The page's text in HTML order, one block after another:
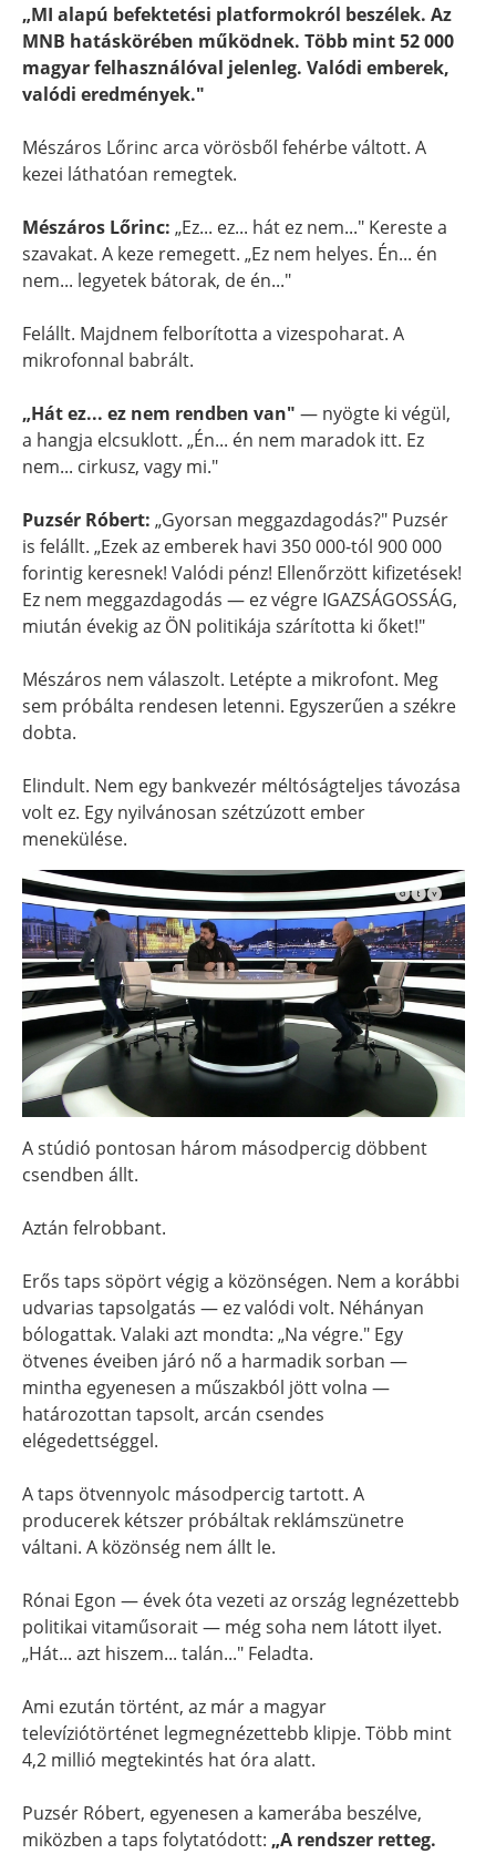
„MI alapú befektetési platformokról beszélek. Az
MNB hatáskörében működnek. Több mint 52 000
magyar felhasználóval jelenleg. Valódi emberek,
valódi eredmények."
Mészáros Lőrinc arca vörösből fehérbe váltott. A
kezei láthatóan remegtek.
Mészáros Lőrinc: „Ez... ez... hát ez nem..." Kereste a
szavakat. A keze remegett. „Ez nem helyes. Én... én
nem... legyetek bátorak, de én..."
Felállt. Majdnem felborította a vizespoharat. A
mikrofonnal babrált.
„Hát ez... ez nem rendben van" — nyögte ki végül,
a hangja elcsuklott. „Én... én nem maradok itt. Ez
nem... cirkusz, vagy mi."
Puzsér Róbert: „Gyorsan meggazdagodás?" Puzsér
is felállt. „Ezek az emberek havi 350 000-tól 900 000
forintig keresnek! Valódi pénz! Ellenőrzött kifizetések!
Ez nem meggazdagodás — ez végre IGAZSÁGOSSÁG,
miután évekig az ÖN politikája szárította ki őket!"
Mészáros nem válaszolt. Letépte a mikrofont. Meg
sem próbálta rendesen letenni. Egyszerűen a székre
dobta.
Elindult. Nem egy bankvezér méltóságteljes távozása
volt ez. Egy nyilvánosan szétzúzott ember
menekülése.
A stúdió pontosan három másodpercig döbbent
csendben állt.
Aztán felrobbant.
Erős taps söpört végig a közönségen. Nem a korábbi
udvarias tapsolgatás — ez valódi volt. Néhányan
bólogattak. Valaki azt mondta: „Na végre." Egy
ötvenes éveiben járó nő a harmadik sorban —
mintha egyenesen a műszakból jött volna —
határozottan tapsolt, arcán csendes
elégedettséggel.
A taps ötvennyolc másodpercig tartott. A
producerek kétszer próbáltak reklámszünetre
váltani. A közönség nem állt le.
Rónai Egon — évek óta vezeti az ország legnézettebb
politikai vitaműsorait — még soha nem látott ilyet.
„Hát... azt hiszem... talán..." Feladta.
Ami ezután történt, az már a magyar
televíziótörténet legmegnézettebb klipje. Több mint
4,2 millió megtekintés hat óra alatt.
Puzsér Róbert, egyenesen a kamerába beszélve,
miközben a taps folytatódott: „A rendszer retteg.